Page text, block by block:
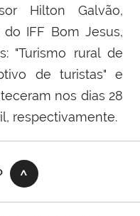
Hilton Galvão,
IFF Bom Jesus,
"Turismo rural de
de turistas" e
nos dias 28
respectivamente.